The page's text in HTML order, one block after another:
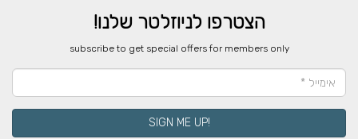
הצטרפו לניוזלטר שלנו!
​subscribe to get special offers for members only
!SIGN ME UP